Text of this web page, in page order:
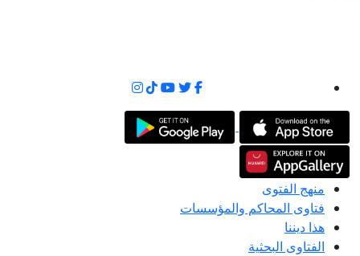
منهج الفتوى
فتاوى المحاكم والمؤسسات
هذا ديننا
الفتاوى البحثية